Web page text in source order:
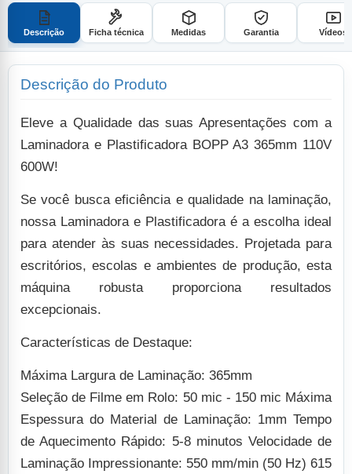
Descrição Ficha técnica Medidas Garantia Vídeos
Descrição do Produto
Eleve a Qualidade das suas Apresentações com a
Laminadora e Plastificadora BOPP A3 365mm 110V
600W!
Se você busca eficiência e qualidade na laminação,
nossa Laminadora e Plastificadora é a escolha ideal
para atender às suas necessidades. Projetada para
escritórios, escolas e ambientes de produção, esta
máquina robusta proporciona resultados
excepcionais.
Características de Destaque:
Máxima Largura de Laminação: 365mm
Seleção de Filme em Rolo: 50 mic - 150 mic Máxima
Espessura do Material de Laminação: 1mm Tempo
de Aquecimento Rápido: 5-8 minutos Velocidade de
Laminação Impressionante: 550 mm/min (50 Hz) 615